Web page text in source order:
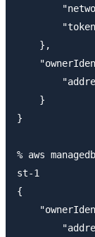
    },
    }
}
% aws
st-1
{